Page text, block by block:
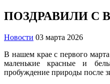
ПОЗДРАВИЛИ С
Новости 03 марта 2026
В нашем крае с первого
маленькие красные и
пробуждение природы после